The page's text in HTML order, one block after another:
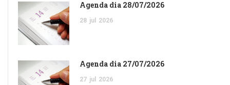
Agenda dia 28/07/2026
28 jul 2026
Agenda dia 27/07/2026
27 jul 2026